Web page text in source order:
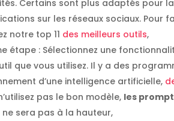
Certains sont plus adaptés pour
sur les réseaux sociaux. Pour
notre top 11 des meilleurs outils,
étape : Sélectionnez une
que vous utilisez. Il y a des
d’une intelligence artificielle,
pas le bon modèle, les
sera pas à la hauteur,